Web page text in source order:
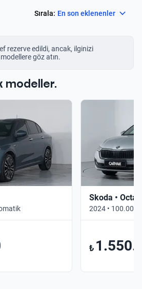
Sırala: En son eklenenler
rezerve edildi, ancak, ilginizi
göz atın.
modeller.
Skoda •
2024 • 100.000
₺